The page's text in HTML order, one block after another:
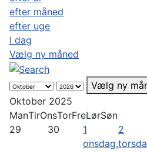
efter måned
efter uge
I dag
Vælg ny måned
Vælg ny
Oktober 2025
ManTirOnsTorFreLørSøn
29
30
1
onsdag,
2